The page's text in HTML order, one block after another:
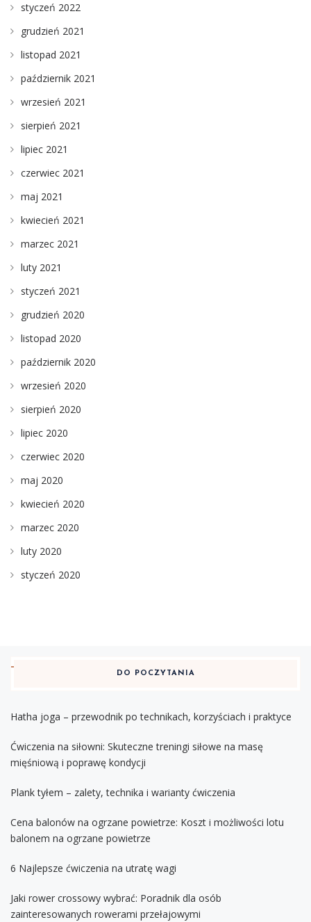
styczeń 2022
grudzień 2021
listopad 2021
październik 2021
wrzesień 2021
sierpień 2021
lipiec 2021
czerwiec 2021
maj 2021
kwiecień 2021
marzec 2021
luty 2021
styczeń 2021
grudzień 2020
listopad 2020
październik 2020
wrzesień 2020
sierpień 2020
lipiec 2020
czerwiec 2020
maj 2020
kwiecień 2020
marzec 2020
luty 2020
styczeń 2020
DO POCZYTANIA
Hatha joga – przewodnik po technikach, korzyściach i praktyce
Ćwiczenia na siłowni: Skuteczne treningi siłowe na masę
mięśniową i poprawę kondycji
Plank tyłem – zalety, technika i warianty ćwiczenia
Cena balonów na ogrzane powietrze: Koszt i możliwości lotu
balonem na ogrzane powietrze
6 Najlepsze ćwiczenia na utratę wagi
Jaki rower crossowy wybrać: Poradnik dla osób
zainteresowanych rowerami przełajowymi